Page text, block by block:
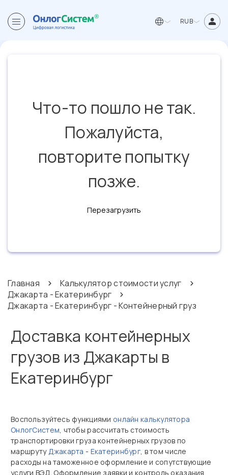
RUB
Что-то пошло не так.
Пожалуйста,
повторите попытку
позже.
Перезагрузить
Главная
Калькулятор стоимости услуг
Джакарта - Екатеринбург
Джакарта - Екатеринбург - Контейнерный груз
Доставка контейнерных
грузов из Джакарты в
Екатеринбург
Воспользуйтесь функциями онлайн калькулятора
ОнлогСистем, чтобы рассчитать стоимость
транспортировки груза контейнерных грузов по
маршрутуДжакарта - Екатеринбург, в том числе
расходы на таможенное оформление и сопутствующие
услуги ВЭД. Оформление заявки и контроль оказания